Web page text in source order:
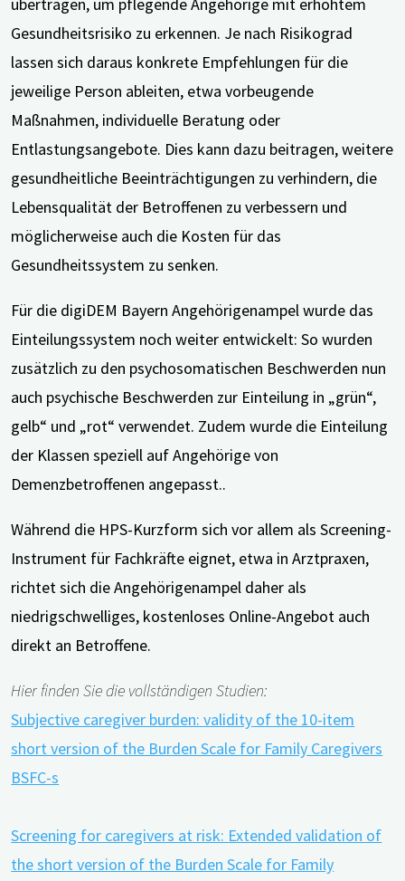
übertragen, um pflegende Angehörige mit erhöhtem
Gesundheitsrisiko zu erkennen. Je nach Risikograd
lassen sich daraus konkrete Empfehlungen für die
jeweilige Person ableiten, etwa vorbeugende
Maßnahmen, individuelle Beratung oder
Entlastungsangebote. Dies kann dazu beitragen, weitere
gesundheitliche Beeinträchtigungen zu verhindern, die
Lebensqualität der Betroffenen zu verbessern und
möglicherweise auch die Kosten für das
Gesundheitssystem zu senken.
Für die digiDEM Bayern Angehörigenampel wurde das
Einteilungssystem noch weiter entwickelt: So wurden
zusätzlich zu den psychosomatischen Beschwerden nun
auch psychische Beschwerden zur Einteilung in „grün“,
gelb“ und „rot“ verwendet. Zudem wurde die Einteilung
der Klassen speziell auf Angehörige von
Demenzbetroffenen angepasst..
Während die HPS-Kurzform sich vor allem als Screening-
Instrument für Fachkräfte eignet, etwa in Arztpraxen,
richtet sich die Angehörigenampel daher als
niedrigschwelliges, kostenloses Online-Angebot auch
direkt an Betroffene.
Hier finden Sie die vollständigen Studien:
Subjective caregiver burden: validity of the 10-item
short version of the Burden Scale for Family Caregivers
BSFC-s
Screening for caregivers at risk: Extended validation of
the short version of the Burden Scale for Family